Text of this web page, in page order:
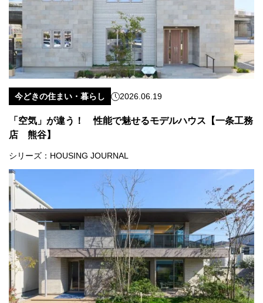
今どきの住まい・暮らし 2026.06.19
「空気」が違う！ 性能で魅せるモデルハウス【一条工務
店 熊谷】
シリーズ： HOUSING JOURNAL